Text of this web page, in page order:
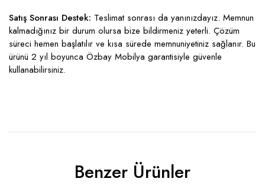
Satış Sonrası Destek: Teslimat sonrası da yanınızdayız. Memnun
kalmadığınız bir durum olursa bize bildirmeniz yeterli. Çözüm
süreci hemen başlatılır ve kısa sürede memnuniyetiniz sağlanır. Bu
ürünü 2 yıl boyunca Özbay Mobilya garantisiyle güvenle
kullanabilirsiniz.
Benzer Ürünler